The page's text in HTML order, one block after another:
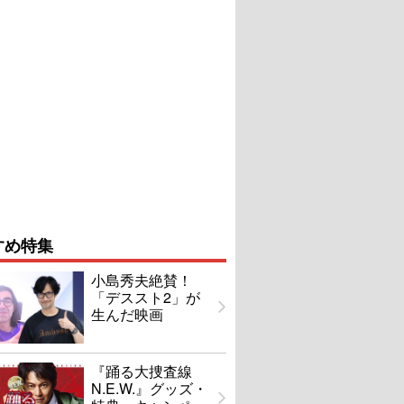
特集
小島秀夫絶賛！
「デススト2」が
生んだ映画
『踊る大捜査線
N.E.W.』グッズ・